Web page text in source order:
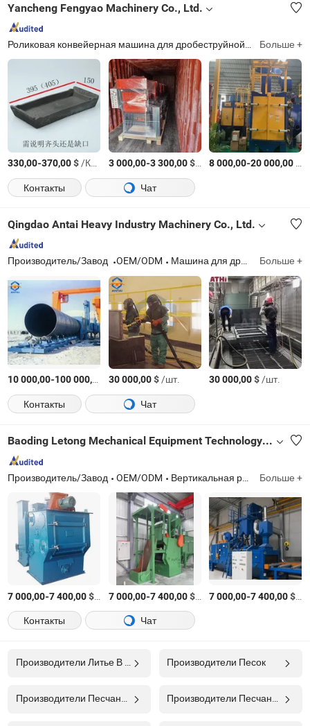
Yancheng Fengyao Machinery Co., Ltd.
Роликовая конвейерная машина для дробеструйной обработки, машина для дробеструйной обработки с подвеской, машина для дробеструйной обработки с барабанным конвейером, машина для дробеструйной обработки с проволочной сеткой, кatenary машина для дробеструйной обработки, машина для дробеструйной обработки Н-образных балок, машина для дробеструйной обработки колесных дисков, машина для дробеструйной обработки отливок, пескоструйная машина, пылеуловитель Больше +
330,00-370,00$/Комплект 3 000,00-3 300,00$/Комплект
8 000,00-20 000,00
/
Контакты
Чат
Qingdao Antai Heavy Industry Machinery Co., Ltd.
Производитель/Завод OEM/ODM Машина для дробеструйной обработки, Установка для сбора пыли, Формовочная машина, Оборудование для рекуперации песка, Комната для пескоструйной обработки, Пескоструйная машина, Оборудование для покраски Больше +
10 000,00-100 000,00 $/шт.
30 000,00$/шт. 30 000,00$/шт.
Контакты
Чат
Baoding Letong Mechanical Equipment Technology Co., Ltd.
Производитель/Завод OEM/ODM Вертикальная раздельная линия для литья под давлением, автоматическая линия для литья под давлением с статическим давлением, машина для заливки, линия регенерации песчаной смолы, машина для дробеструйной обработки, горизонтальная безкоробочная машина для литья под давлением, оборудование для обработки глиняного песка Больше +
7 000,00-7 400,00$/Комплект
7 000,00-7 400,00$/Комплект
7 000,00-7 400,00$/
Контакты
Чат
Производители Песок